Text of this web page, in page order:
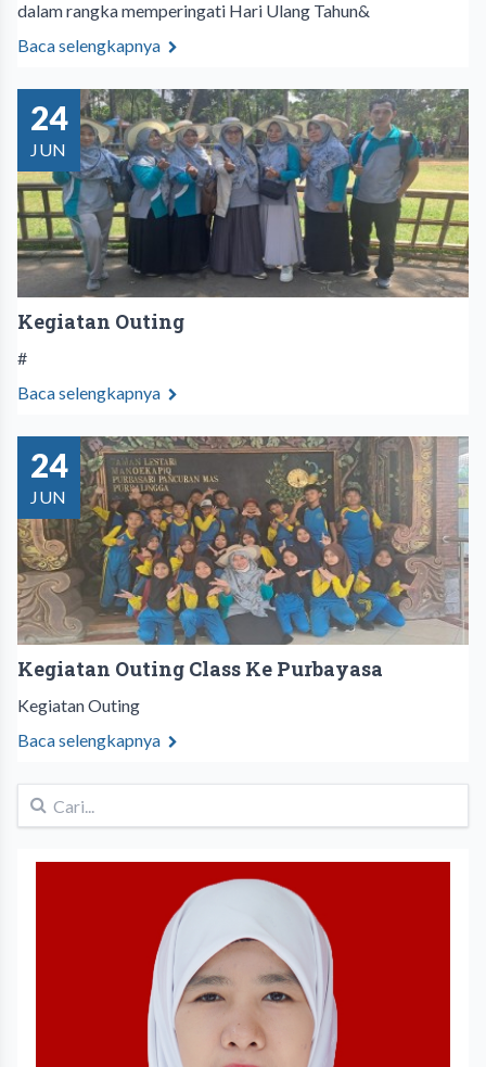
dalam rangka memperingati Hari Ulang Tahun&
Baca selengkapnya
24
JUN
Kegiatan Outing
#
Baca selengkapnya
24
JUN
Kegiatan Outing Class Ke Purbayasa
Kegiatan Outing
Baca selengkapnya